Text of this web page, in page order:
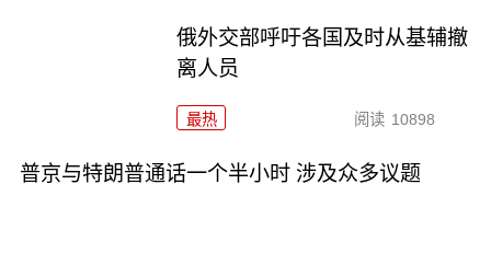
俄外交部呼吁各国及时从基辅撤
离人员
最热 阅读 10898
普京与特朗普通话一个半小时 涉及众多议题